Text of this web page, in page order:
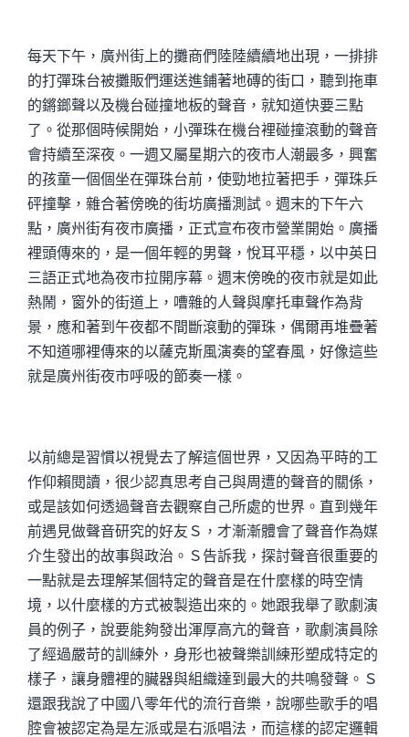
每天下午，廣州街上的攤商們陸陸續續地出現，一排排
的打彈珠台被攤販們運送進鋪著地磚的街口，聽到拖車
的鏘鎯聲以及機台碰撞地板的聲音，就知道快要三點
了。從那個時候開始，小彈珠在機台裡碰撞滾動的聲音
會持續至深夜。一週又屬星期六的夜市人潮最多，興奮
的孩童一個個坐在彈珠台前，使勁地拉著把手，彈珠乒
砰撞擊，雜合著傍晚的街坊廣播測試。週末的下午六
點，廣州街有夜市廣播，正式宣布夜市營業開始。廣播
裡頭傳來的，是一個年輕的男聲，悅耳平穩，以中英日
三語正式地為夜市拉開序幕。週末傍晚的夜市就是如此
熱鬧，窗外的街道上，嘈雜的人聲與摩托車聲作為背
景，應和著到午夜都不間斷滾動的彈珠，偶爾再堆疊著
不知道哪裡傳來的以薩克斯風演奏的望春風，好像這些
就是廣州街夜市呼吸的節奏一樣。
以前總是習慣以視覺去了解這個世界，又因為平時的工
作仰賴閱讀，很少認真思考自己與周遭的聲音的關係，
或是該如何透過聲音去觀察自己所處的世界。直到幾年
前遇見做聲音研究的好友Ｓ，才漸漸體會了聲音作為媒
介生發出的故事與政治。Ｓ告訴我，探討聲音很重要的
一點就是去理解某個特定的聲音是在什麼樣的時空情
境，以什麼樣的方式被製造出來的。她跟我舉了歌劇演
員的例子，說要能夠發出渾厚高亢的聲音，歌劇演員除
了經過嚴苛的訓練外，身形也被聲樂訓練形塑成特定的
樣子，讓身體裡的臟器與組織達到最大的共鳴發聲。Ｓ
還跟我說了中國八零年代的流行音樂，說哪些歌手的唱
腔會被認定為是左派或是右派唱法，而這樣的認定邏輯